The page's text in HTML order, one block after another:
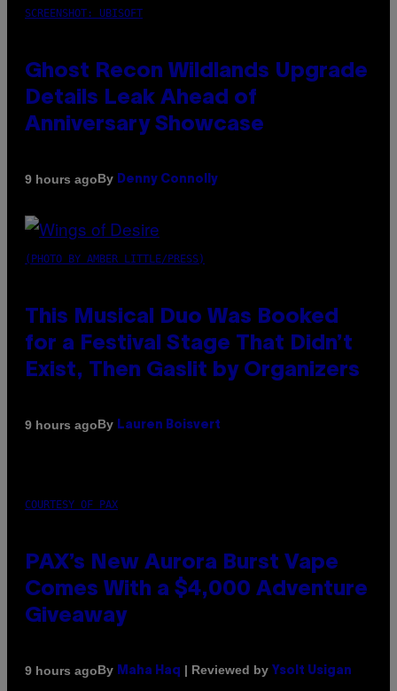
SCREENSHOT: UBISOFT
Ghost Recon Wildlands Upgrade
Details Leak Ahead of
Anniversary Showcase
9 hours agoBy Denny Connolly
(PHOTO BY AMBER LITTLE/PRESS)
This Musical Duo Was Booked
for a Festival Stage That Didn’t
Exist, Then Gaslit by Organizers
9 hours agoBy Lauren Boisvert
COURTESY OF PAX
PAX’s New Aurora Burst Vape
Comes With a $4,000 Adventure
Giveaway
9 hours agoBy Maha Haq | Reviewed by Ysolt Usigan